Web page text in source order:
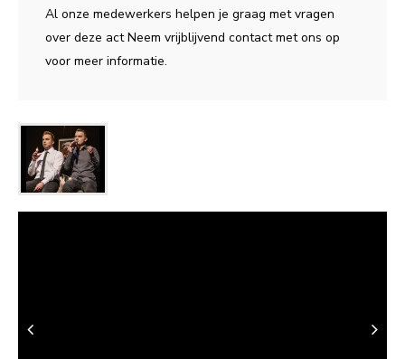
Al onze medewerkers helpen je graag met vragen
over deze act Neem vrijblijvend contact met ons op
voor meer informatie.